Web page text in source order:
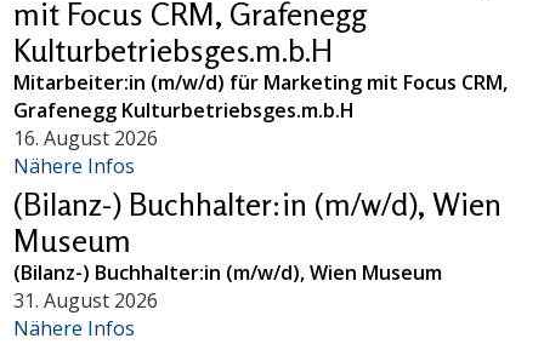
mit Focus CRM, Grafenegg
Kulturbetriebsges.m.b.H
Mitarbeiter:in (m/w/d) für Marketing mit Focus CRM,
Grafenegg Kulturbetriebsges.m.b.H
16. August 2026
Nähere Infos
(Bilanz-) Buchhalter:in (m/w/d), Wien
Museum
(Bilanz-) Buchhalter:in (m/w/d), Wien Museum
31. August 2026
Nähere Infos